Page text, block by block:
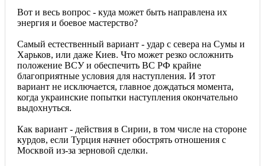
Вот и весь вопрос - куда может быть направлена их
энергия и боевое мастерство?
Самый естественный вариант - удар с севера на Сумы и
Харьков, или даже Киев. Что может резко осложнить
положение ВСУ и обеспечить ВС РФ крайне
благоприятные условия для наступления. И этот
вариант не исключается, главное дождаться момента,
когда украинские попытки наступления окончательно
выдохнуться.
Как вариант - действия в Сирии, в том числе на стороне
курдов, если Турция начнет обострять отношения с
Москвой из-за зерновой сделки.